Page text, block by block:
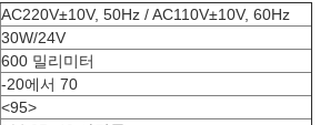
AC220V±10V, 50Hz / AC110V±10V, 60Hz
30W/24V
600 밀리미터
-20에서 70
<95>